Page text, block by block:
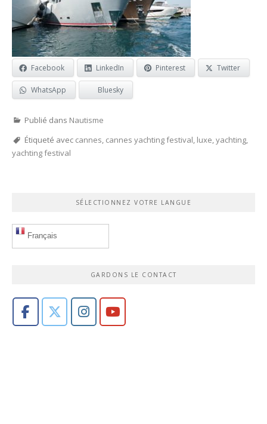
Facebook LinkedIn Pinterest Twitter
WhatsApp Bluesky
Publié dans Nautisme
Étiqueté avec cannes, cannes yachting festival, luxe,yachting,
yachting festival
SÉLECTIONNEZ VOTRE LANGUE
Français
GARDONS LE CONTACT